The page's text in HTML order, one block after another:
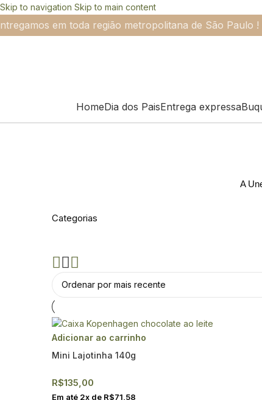
Skip to navigation Skip to main content
em toda região metropolitana de São Paulo
HomeDia dos PaisEntrega expressa
A
Categorias
Adicionar ao carrinho
Mini Lajotinha 140g
R$135,00
Em até 2x de R$71,58